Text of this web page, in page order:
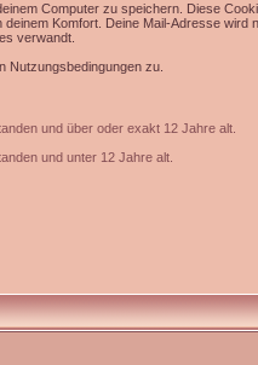
Computer zu speichern. Diese
Komfort. Deine Mail-Adresse wird
verwandt.
Nutzungsbedingungen zu.
und über oder exakt 12 Jahre alt.
und unter 12 Jahre alt.